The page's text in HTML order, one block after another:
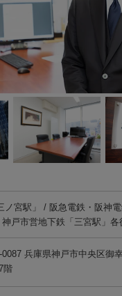
ノ宮駅」 / 阪急電鉄・阪神
戸市営地下鉄「三宮駅」各
0087 兵庫県神戸市中央区御
階